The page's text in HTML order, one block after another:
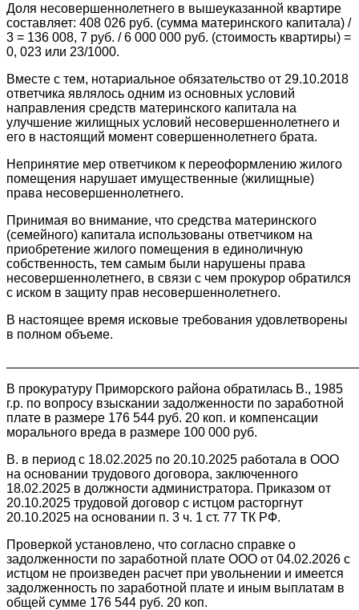
Доля несовершеннолетнего в вышеуказанной квартире
составляет: 408 026 руб. (сумма материнского капитала) /
3 = 136 008, 7 руб. / 6 000 000 руб. (стоимость квартиры) =
0, 023 или 23/1000.
Вместе с тем, нотариальное обязательство от 29.10.2018
ответчика являлось одним из основных условий
направления средств материнского капитала на
улучшение жилищных условий несовершеннолетнего и
его в настоящий момент совершеннолетнего брата.
Непринятие мер ответчиком к переоформлению жилого
помещения нарушает имущественные (жилищные)
права несовершеннолетнего.
Принимая во внимание, что средства материнского
(семейного) капитала использованы ответчиком на
приобретение жилого помещения в единоличную
собственность, тем самым были нарушены права
несовершеннолетнего, в связи с чем прокурор обратился
с иском в защиту прав несовершеннолетнего.
В настоящее время исковые требования удовлетворены
в полном объеме.
В прокуратуру Приморского района обратилась В., 1985
г.р. по вопросу взыскании задолженности по заработной
плате в размере 176 544 руб. 20 коп. и компенсации
морального вреда в размере 100 000 руб.
В. в период с 18.02.2025 по 20.10.2025 работала в ООО
на основании трудового договора, заключенного
18.02.2025 в должности администратора. Приказом от
20.10.2025 трудовой договор с истцом расторгнут
20.10.2025 на основании п. 3 ч. 1 ст. 77 ТК РФ.
Проверкой установлено, что согласно справке о
задолженности по заработной плате ООО от 04.02.2026 с
истцом не произведен расчет при увольнении и имеется
задолженность по заработной плате и иным выплатам в
общей сумме 176 544 руб. 20 коп.